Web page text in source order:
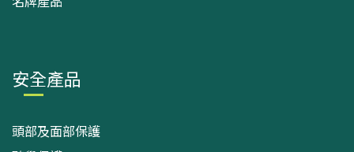
安全產品
頭部及面部保護